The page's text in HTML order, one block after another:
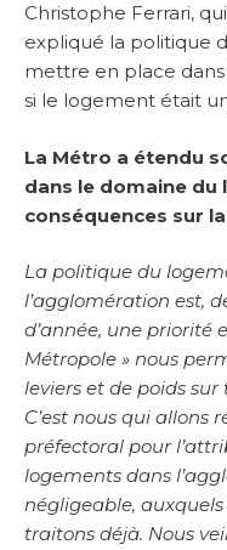
Christophe Ferrari,
expliqué la politique
mettre en place
si le logement était
La Métro a étendu
dans le domaine du
conséquences sur
La politique du
l’agglomération est,
d’année, une priorité
Métropole » nous
leviers et de poids
C’est nous qui allons
préfectoral pour
logements dans
négligeable,
traitons déjà. Nous